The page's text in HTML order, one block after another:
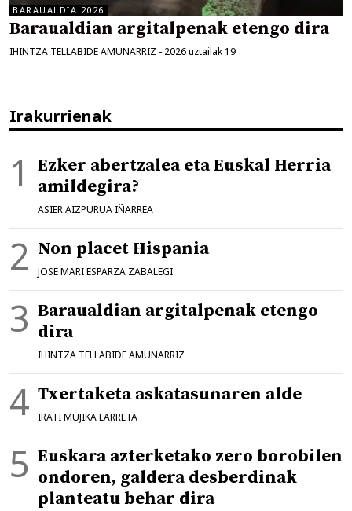
BARAUALDIA 2026
Baraualdian argitalpenak etengo dira
IHINTZA TELLABIDE AMUNARRIZ - 2026 uztailak 19
Irakurrienak
Ezker abertzalea eta Euskal Herria
amildegira?
ASIER AIZPURUA IÑARREA
Non placet Hispania
JOSE MARI ESPARZA ZABALEGI
Baraualdian argitalpenak etengo
dira
IHINTZA TELLABIDE AMUNARRIZ
Txertaketa askatasunaren alde
IRATI MUJIKA LARRETA
Euskara azterketako zero borobilen
ondoren, galdera desberdinak
planteatu behar dira